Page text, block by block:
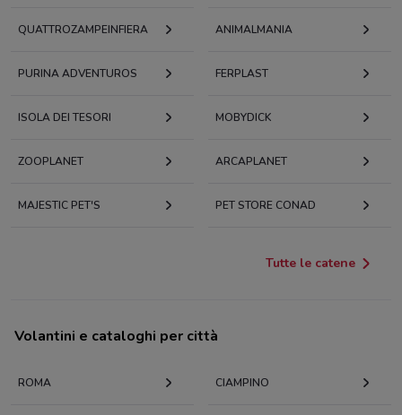
QUATTROZAMPEINFIERA ANIMALMANIA
PURINA ADVENTUROS FERPLAST
ISOLA DEI TESORI MOBYDICK
ZOOPLANET ARCAPLANET
MAJESTIC PET'S PET STORE CONAD
Tutte le catene
Volantini e cataloghi per città
ROMA CIAMPINO